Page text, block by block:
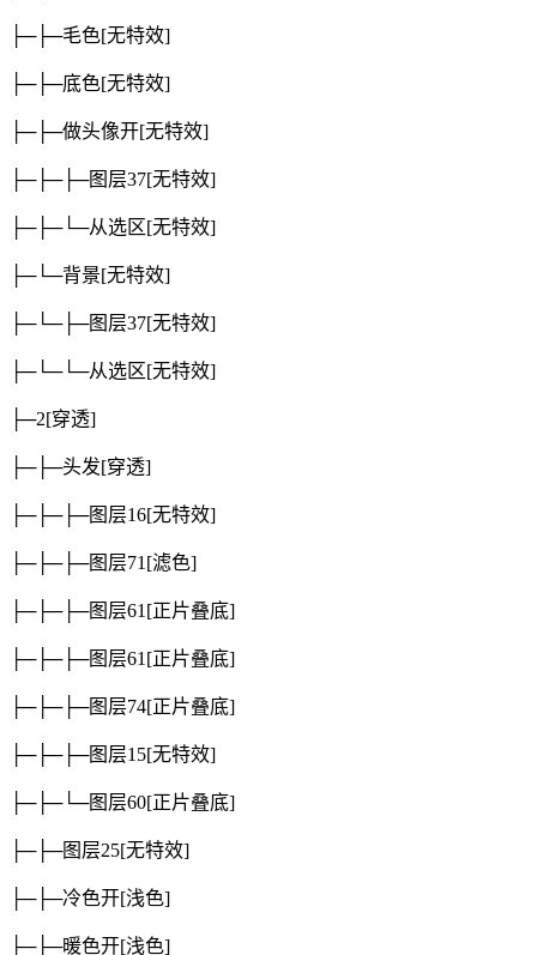
├─├─毛色[无特效]
├─├─底色[无特效]
├─├─做头像开[无特效]
├─├─├─图层37[无特效]
├─├─└─从选区[无特效]
├─└─背景[无特效]
├─└─├─图层37[无特效]
├─└─└─从选区[无特效]
├─2[穿透]
├─├─头发[穿透]
├─├─├─图层16[无特效]
├─├─├─图层71 [滤色]
├─├─├─图层61 [正片叠底]
├─├─├─图层61 [正片叠底]
├─├─├─图层74[正片叠底]
├─├─├─图层15[无特效]
├─├─└─图层60[正片叠底]
├─├─图层25[无特效]
├─├─冷色开[浅色]
├─├─暖色开[浅色]